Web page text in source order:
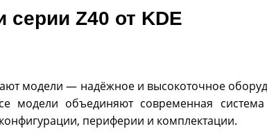
Z40 от KDE
модели — надёжное и высокоточное
модели объединяют современная
периферии и комплектации.